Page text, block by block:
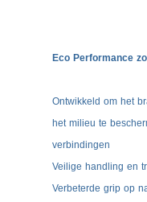
Eco Performance
Ontwikkeld om het
het milieu te
verbindingen
Veilige handling en
Verbeterde grip op